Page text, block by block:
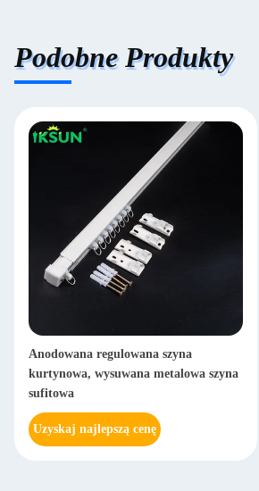
Podobne Produkty
Anodowana regulowana szyna
kurtynowa, wysuwana metalowa szyna
sufitowa
Uzyskaj najlepszą cenę